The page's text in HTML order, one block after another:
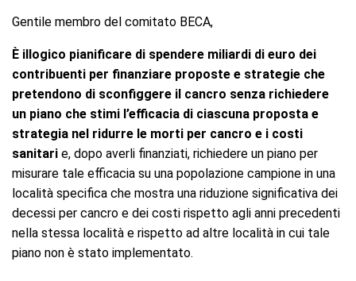
Gentile membro del comitato BECA,
È illogico pianificare di spendere miliardi di euro dei
contribuenti per finanziare proposte e strategie che
pretendono di sconfiggere il cancro senza richiedere
un piano che stimi l’efficacia di ciascuna proposta e
strategia nel ridurre le morti per cancro e i costi
sanitari e, dopo averli finanziati, richiedere un piano per
misurare tale efficacia su una popolazione campione in una
località specifica che mostra una riduzione significativa dei
decessi per cancro e dei costi rispetto agli anni precedenti
nella stessa località e rispetto ad altre località in cui tale
piano non è stato implementato.